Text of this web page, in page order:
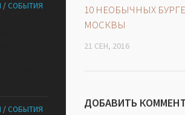
10 НЕОБЫЧНЫХ
МОСКВЫ
21 СЕН, 2016
ДОБАВИТЬ
/ СОБЫТИЯ
/ СОБЫТИЯ